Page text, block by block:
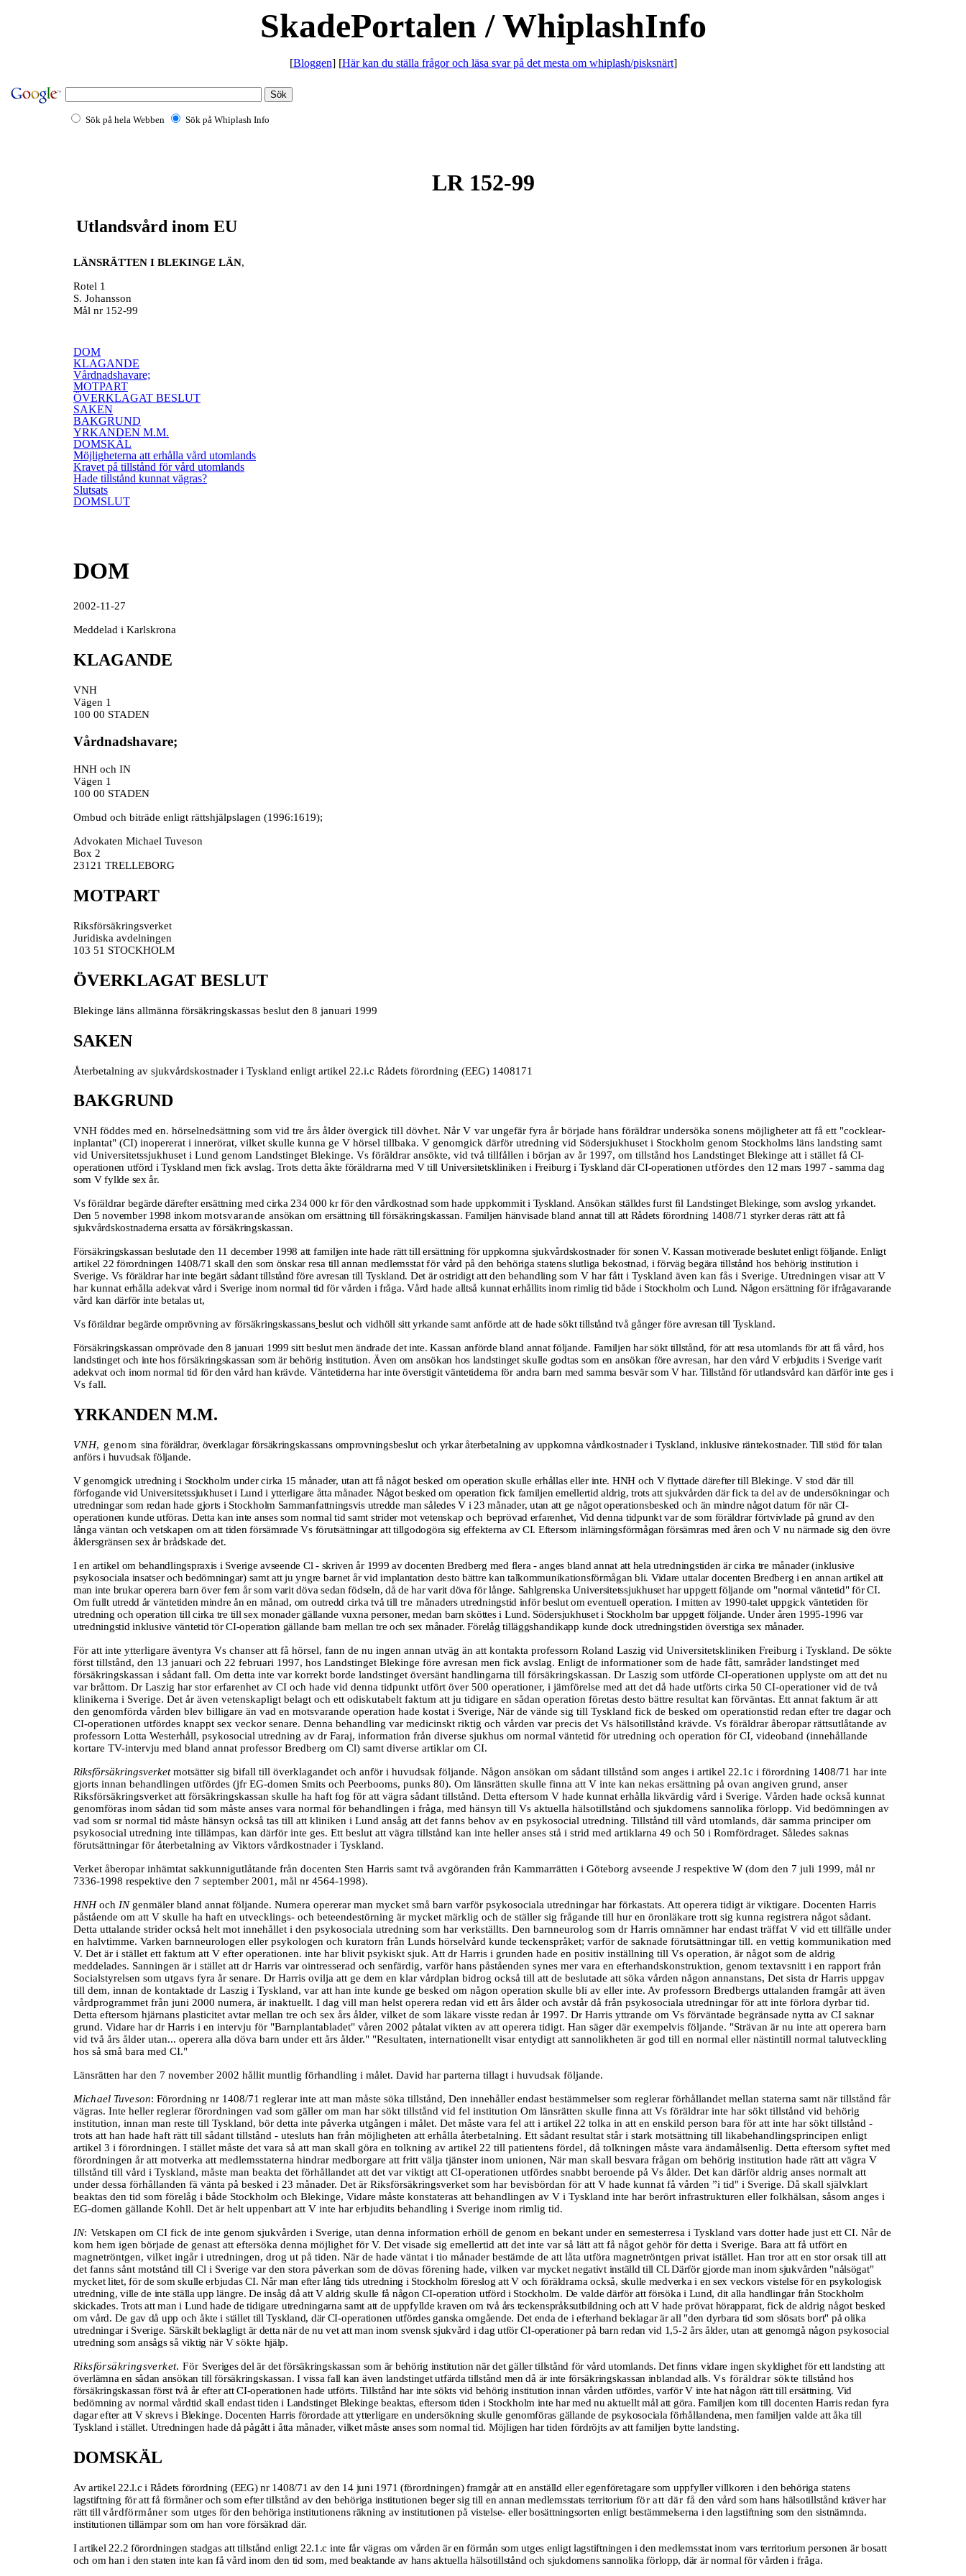
SkadePortalen / WhiplashInfo
[Bloggen] [Här kan du ställa frågor och läsa svar på det mesta om whiplash/pisksnärt]
Sök på hela Webben Sök på Whiplash Info
LR 152-99
Utlandsvård inom EU
LÄNSRÄTTEN I BLEKINGE LÄN,
Rotel 1
S. Johansson
Mål nr 152-99
DOM
KLAGANDE
Vårdnadshavare;
MOTPART
ÖVERKLAGAT BESLUT
SAKEN
BAKGRUND
YRKANDEN M.M.
DOMSKÄL
Möjligheterna att erhålla vård utomlands
Kravet på tillstånd för vård utomlands
Hade tillstånd kunnat vägras?
Slutsats
DOMSLUT
DOM
2002-11-27
Meddelad i Karlskrona
KLAGANDE
VNH
Vägen 1
100 00 STADEN
Vårdnadshavare;
HNH och IN
Vägen 1
100 00 STADEN
Ombud och biträde enligt rättshjälpslagen (1996:1619);
Advokaten Michael Tuveson
Box 2
23121 TRELLEBORG
MOTPART
Riksförsäkringsverket
Juridiska avdelningen
103 51 STOCKHOLM
ÖVERKLAGAT BESLUT
Blekinge läns allmänna försäkringskassas beslut den 8 januari 1999
SAKEN
Återbetalning av sjukvårdskostnader i Tyskland enligt artikel 22.i.c Rådets förordning (EEG) 1408171
BAKGRUND
VNH föddes med en. hörselnedsättning som vid tre års ålder övergick till dövhet. Når V varungefär fyra år började hans föräldrar undersöka sonens möjligheter att få ett "cocklear-
inplantat" (CI) inopererat i innerörat, vilket skulle kunna ge V hörsel tillbaka. V genomgick därför utredning vid Södersjukhuset i Stockholm genom Stockholms läns landsting samt
vid Universitetssjukhuset i Lund genom Landstinget Blekinge. Vs föräldrar ansökte, vid två tillfållen i början av år 1997, om tillstånd hos Landstinget Blekinge att i stället få CI-
operationen utförd i Tyskland men fick avslag. Trots detta åkte föräldrarna med V till Universitetskliniken i Freiburg i Tyskland där CI-operationenutfördesden 12 mars 1997 - samma dag
som V fyllde sex år.
Vs föräldrar begärde därefter ersättning med cirka 234 000 kr för den vårdkostnad som hade uppkommit i Tyskland. Ansökan ställdes furst fil Landstinget Blekinge, som avslog yrkandet.
Den 5 november 1998 inkommotsvarandeansökan om ersättning till försäkringskassan. Familjen hänvisade bland annat till att Rådets förordning 1408/71 styrker deras rätt att få
sjukvårdskostnaderna ersatta av försäkringskassan.
Försäkringskassan beslutade den 11 december 1998 att familjen inte hade rätt till ersättning för uppkomna sjukvårdskostnader för sonen V. Kassan motiverade beslutet enligt följande. Enligt
artikel 22 förordningen 1408/71 skall den som önskar resa till annan medlemsstatför vård på den behöriga statens slutliga bekostnad, i förväg begära tillstånd hos behörig institution i
Sverige. Vs föräldrar har inte begärt sådant tillstånd före avresan till Tyskland. Det är ostridigt att den behandlingsom V har fått i Tyskland även kan fås i Sverige. Utredningen visar att V
har kunnat erhålla adekvat vård i Sverige inom normal tid för vården i fråga. Vård hade alltså kunnat erhållits inom rimlig tid både i Stockholm och Lund. Någon ersättning för ifrågavarande
vård kan därför inte betalas ut,
Vs föräldrar begärde omprövning av försäkringskassans beslut och vidhöll sitt yrkande samt anförde att de hade sökt tillstånd två gånger före avresan till Tyskland.
Försäkringskassan omprövade den 8 januari 1999 sitt beslut men ändrade det inte. Kassan anförde bland annat följande. Familjen har sökt tillstånd, för att resa utomlands för att få vård, hos
landstinget och inte hos försäkringskassan som är behörig institution. Även om ansökan hos landstinget skulle godtas som en ansökan föreavresan, harden vård V erbjudits i Sverige varit
adekvat och inom normal tid för den vård han krävde. Väntetiderna har inte överstigit väntetiderna för andra barn med samma besvär som V har. Tillstånd för utlandsvård kan därför inte ges i
Vs fall.
YRKANDEN M.M.
VNH, genom sina föräldrar, överklagar försäkringskassans omprovningsbeslut och yrkar återbetalning av uppkomna vårdkostnader i Tyskland, inklusive räntekostnader. Till stöd för talan
anförs i huvudsak följande.
V genomgick utredning i Stockholm under cirka 15 månader, utan att få något besked om operation skulle erhållas eller inte. HNH och V flyttade därefter till Blekinge. V stod där till
förfogande vid Universitetssjukhuset i Lund i ytterligare åtta månader. Något besked om operation fick familjen emellertid aldrig, trots att sjukvården där fick ta del av de undersökningar och
utredningar som redan hade gjorts i Stockholm Sammanfattningsvis utredde man således V i 23 månader, utan att ge något operationsbesked och än mindre något datum för när CI-
operationen kunde utföras. Detta kan inte anses som normal tid samt strider mot vetenskapochbeprövad erfarenhet, Vid denna tidpunkt var de som föräldrar förtvivlade på grund av den
långa väntan och vetskapen om att tiden försämrade Vs förutsättningar att tillgodogöra sig effekterna av CI. Eftersom inlärningsförmågan försämras med åren och V nu närmade sig den övre
åldersgränsen sex år brådskade det.
I en artikel om behandlingspraxis i Sverige avseende Cl - skriven år 1999 av docenten Bredberg med flera - anges bland annat att hela utredningstiden är cirka tre månader (inklusive
psykosociala insatser och bedömningar) samt att ju yngre barnet år vid implantation desto bättre kan talkommunikationsförmågan bli. Vidare uttalar docenten Bredberg i en annan artikel att
man inte brukar operera barn över fem år som varit döva sedan födseln, då de har varit döva för långe. Sahlgrenska Universitetssjukhuset har uppgett följande om "normal väntetid" för CI.
Om fullt utredd år väntetiden mindre ån en månad, om outredd cirka två till tre månaders utredningstid inför beslut om eventuell operation. I mitten av 1990-talet uppgick väntetiden för
utredning och operation till cirka tre till sex monader gällande vuxna personer, medan barn sköttes i Lund. Södersjukhuset i Stockholm bar uppgett följande. Under åren 1995-1996 var
utredningstid inklusive väntetid tör CI-operation gällande barn mellan tre och sex månader. Förelåg tilläggshandikapp kunde dock utredningstiden överstiga sex månader.
För att inte ytterligare äventyra Vs chanser att få hörsel, fann de nu ingen annan utväg än att kontakta professorn Roland Laszig vid Universitetskliniken Freiburg i Tyskland. De sökte
först tillstånd, den 13 januari och 22 februari 1997, hos Landstinget Blekinge före avresan men fick avslag. Enligt de informationer som de hade fått, samråder landstinget med
försäkringskassan i sådant fall. Om detta inte var korrekt borde landstinget översänt handlingarna till försäkringskassan. Dr Laszig som utförde CI-operationen upplyste om att det nu
var bråttom. Dr Laszig har stor erfarenhet av CI och hade vid denna tidpunkt utfört över 500 operationer, i jämförelse med att det då hade utförts cirka 50 CI-operationer vid de två
klinikerna i Sverige. Det år även vetenskapligt belagt och ett odiskutabelt faktum att ju tidigare en sådan operation företas desto bättre resultat kan förväntas. Ett annat faktum är att
den genomförda vården blev billigare än vad en motsvarande operation hade kostat i Sverige, När de vände sig till Tyskland fick de besked om operationstid redan efter tre dagar och
CI-operationen utfördes knappt sex veckor senare. Denna behandling var medicinskt riktig och vården var precis det Vs hälsotillstånd krävde. Vs föräldrar åberopar rättsutlåtande av
professorn Lotta Westerhåll, psykosocial utredning av dr Faraj, information från diverse sjukhus om normal väntetid för utredning och operation för CI, videoband (innehållande
kortare TV-intervju med bland annat professor Bredberg om Cl) samt diverse artiklar om CI.
Riksförsäkringsverketmotsätter sig bifall till överklagandet och anför i huvudsak följande. Någon ansökan om sådant tillstånd som anges i artikel 22.1c i förordning 1408/71 har inte
gjorts innan behandlingen utfördes (jfr EG-domen Smits och Peerbooms, punks 80). Om länsrätten skulle finna att V inte kan nekas ersättning på ovan angiven grund, anser
Riksförsäkringsverket att försäkringskassan skulle ha haft fog för att vägra sådant tillstånd. Detta eftersom V hade kunnat erhålla likvärdig vård i Sverige. Vården hade också kunnat
genomföras inom sådan tid som måste anses vara normal för behandlingen i fråga, med hänsyn till Vs aktuella hälsotillstånd och sjukdomens sannolika förlopp. Vid bedömningen av
vad som sr normal tid måste hänsyn också tas till att kliniken i Lund ansåg att det fanns behov av en psykosocial utredning. Tillstånd till vård utomlands, där samma principer om
psykosocial utredning inte tillämpas, kan därför inte ges. Ett beslut att vägra tillstånd kan inte heller anses stå i strid med artiklarna 49 och 50 i Romfördraget. Således saknas
förutsättningar för återbetalning av Viktors vårdkostnader i Tyskland.
Verket åberopar inhämtat sakkunnigutlåtande från docenten Sten Harris samt två avgöranden från Kammarrätten i Göteborg avseende J respektive W (dom den 7 juli 1999, mål nr
7336-1998 respektive den 7 september 2001, mål nr 4564-1998).
HNHoch INgenmäler bland annat följande. Numera opererar man mycket små barn varför psykosociala utredningar har förkastats. Att operera tidigt är viktigare. Docenten Harris
påstående om att V skulle ha haft en utvecklings- och beteendestörning är mycket märklig och de ställer sig frågande till hur en öronläkare trott sig kunna registrera något sådant.
Detta uttalande strider också helt mot innehållet i den psykosociala utredning som har verkställts. Den barnneurolog som dr Harris omnämner har endast träffat V vid ett tillfälle under
en halvtimme. Varken barnneurologen eller psykologen och kuratorn från Lunds hörselvård kunde teckenspråket; varför de saknade förutsättningar till. en vettig kommunikation med
V. Det är i stället ett faktum att V efter operationen. inte har blivit psykiskt sjuk. Att dr Harris i grunden hade en positiv inställning till Vs operation, är något som de aldrig
meddelades. Sanningen är i stället att dr Harris var ointresserad och senfärdig, varför hans påståenden synes mer vara en efterhandskonstruktion, genom textavsnitt i en rapport från
Socialstyrelsen som utgavs fyra år senare. Dr Harris ovilja att ge dem en klar vårdplan bidrog också till att de beslutade att söka vården någon annanstans, Det sista dr Harris uppgav
till dem, innan de kontaktade dr Laszig i Tyskland, var att han inte kunde ge besked om någon operation skulle bli av eller inte. Av professorn Bredbergs uttalanden framgår att även
vårdprogrammet från juni 2000 numera, är inaktuellt. I dag vill man helst operera redan vid ett års ålder och avstår då från psykosociala utredningar för att inte förlora dyrbar tid.
Detta eftersom hjärnans plasticitet avtar mellan tre och sex års ålder, vilket de som läkare visste redan år 1997. Dr Harris yttrande om Vs förväntade begränsade nytta av CI saknar
grund. Vidare har dr Harris i en intervju för "Barnplantabladet" våren 2002 påtalat vikten av att operera tidigt. Han säger där exempelvis följande. "Strävan är nu inte att operera barn
vid två års ålder utan... operera alla döva barn under ett års ålder." "Resultaten, internationellt visar entydigt att sannolikheten är god till en normal eller nästintill normal talutveckling
hos så små bara med CI."
Länsrätten har den 7 november 2002 hållit muntlig förhandling i målet. David har parterna tillagt i huvudsak följande.
Michael Tuveson:Förordning nr 1408/71 reglerar inte att man måste söka tillstånd, Den innehåller endast bestämmelser som reglerar förhållandet mellan staterna samt när tillstånd får
vägras. Inte heller reglerar förordningen vad som gäller om man har sökt tillstånd vid fel institution Om länsrätten skulle finna att Vs föräldrar inte har sökt tillstånd vid behörig
institution, innan man reste till Tyskland, bör detta inte påverka utgången i målet. Det måste vara fel att i artikel 22 tolka in att en enskild person bara för att inte har sökt tillstånd -
trots att han hade haft rätt till sådant tillstånd - utesluts han från möjligheten att erhålla återbetalning. Ett sådant resultat står i stark motsättning till likabehandlingsprincipen enligt
artikel 3 i förordningen. I stället måste det vara så att man skall göra en tolkning av artikel 22 till patientens fördel, då tolkningen måste vara ändamålsenlig. Detta eftersom syftet med
förordningen år att motverka att medlemsstaterna hindrar medborgare att fritt välja tjänster inom unionen, När man skall besvara frågan om behörig institution hade rätt att vägra V
tillstånd till vård i Tyskland, måste man beakta det förhållandet att det var viktigt att CI-operationen utfördes snabbt beroende på Vs ålder. Det kan därför aldrig anses normalt att
under dessa förhållanden fä vänta på besked i 23 månader. Det är Riksförsäkringsverket som har bevisbördan för att V hade kunnat få vården ”i tid" i Sverige. Då skall självklart
beaktas den tid som förelåg i både Stockholm och Blekinge, Vidare måste konstateras att behandlingen av V i Tyskland inte har berört infrastrukturen eller folkhälsan, såsom anges i
EG-domen gällande Kohll. Det är helt uppenbart att V inte har erbjudits behandling i Sverige inom rimlig tid.
IN: Vetskapen om CI fick de inte genom sjukvården i Sverige, utan denna information erhöll de genom en bekant under en semesterresa i Tyskland vars dotter hade just ett CI. Når de
kom hem igen började de genast att eftersöka denna möjlighet för V. Det visade sig emellertid att det inte var så lätt att få något gehör för detta i Sverige. Bara att få utfört en
magnetröntgen, vilket ingår i utredningen, drog ut på tiden. När de hade väntat i tio månader bestämde de att låta utföra magnetröntgen privat istället. Han tror att en stor orsak till att
det fanns sånt motstånd till Cl i Sverige var den stora påverkan som de dövas förening hade, vilken var mycket negativt inställd till CL Därför gjorde man inom sjukvården "nålsögat"
mycket litet, för de som skulle erbjudas CI. Når man efter lång tids utredning i Stockholm föreslog att V och föräldrarna också, skulle medverka i en sex veckors vistelse för en psykologisk
utredning, ville de inte ställa upp längre. De insåg då att V aldrig skulle få någon CI-operation utförd i Stockholm. De valde därför att försöka i Lund, dit alla handlingar från Stockholm
skickades. Trots att man i Lund hade de tidigare utredningarna samt att de uppfyllde kraven om två års teckenspråksutbildning och att V hade prövat hörapparat, fick dealdrignågot besked
om vård. De gav då upp och åkte i stället till Tyskland, där CI-operationen utfördes ganska omgående. Det enda de i efterhand beklagar är all "den dyrbara tid som slösats bort" på olika
utredningar i Sverige. Särskilt beklagligt är detta när de nu vet att man inom svensk sjukvård i dag utför CI-operationer på barn redan vid 1,5-2 års ålder, utan att genomgå någon psykosocial
utredning som ansågs så viktig när Vsökte hjälp.
Riksförsäkringsverket. För Sveriges del är det försäkringskassan som är behörig institution när det gäller tillstånd för vård utomlands. Det finns vidare ingen skyldighet för ett landsting att
överlämna en sådan ansökan till försäkringskassan. I vissa fall kan även landstinget utfärda tillstånd men då är inte försäkringskassan inblandad alls.Vs föräldrar söktetillstånd hos
försäkringskassan först två år efter att CI-operationen hade utförts. Tillstånd har inte sökts vid behörig institution innan vården utfördes, varför V inte hat någon rätt till ersättning. Vid
bedömning av normal vårdtid skall endast tiden i Landstinget Blekinge beaktas, eftersom tiden i Stockholm inte har med nu aktuellt mål att göra. Familjen kom till docenten Harris redan fyra
dagar efter att V skrevs i Blekinge. Docenten Harris förordade att ytterligare en undersökning skulle genomföras gällande de psykosociala förhållandena, men familjen valde att åka till
Tyskland i stället. Utredningen hade då pågått i åtta månader, vilket måste anses som normal tid. Möjligen har tiden fördröjts av att familjen bytte landsting.
DOMSKÄL
Av artikel 22.l.c i Rådets förordning (EEG) nr 1408/71 av den 14 juni 1971 (förordningen) framgår att en anställd eller egenföretagare som uppfyller villkoren i den behöriga statens
lagstiftning för att få förmåner och som efter tillstånd av den behöriga institutionen beger sig till en annan medlemsstats territorium för att där få den vård som hans hälsotillstånd kräver har
rätt tillvårdförmåner somutges för den behöriga institutionens räkning av institutionen på vistelse- eller bosättningsorten enligt bestämmelserna i den lagstiftning som den sistnämnda.
institutionen tillämpar som om han vore försäkrad där.
I artikel 22.2 förordningen stadgas att tillstånd enligt 22.1.c inte får vägras om vården är en förmån som utges enligt lagstiftningen i den medlemsstat inom vars territorium personen är bosatt
och om han i den staten inte kan få vård inom den tid som, med beaktande av hans aktuella hälsotillstånd och sjukdomens sannolika förlopp, där är normal för vården i fråga.